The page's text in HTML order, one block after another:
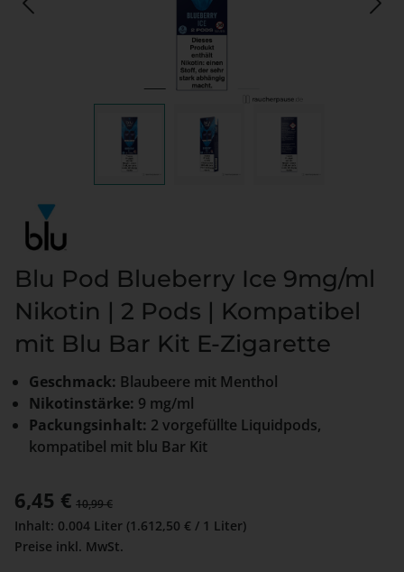
Blu Pod Blueberry Ice 9mg/ml
Nikotin | 2 Pods | Kompatibel
mit Blu Bar Kit E-Zigarette
Geschmack: Blaubeere mit Menthol
Nikotinstärke: 9 mg/ml
Packungsinhalt: 2 vorgefüllte Liquidpods,
kompatibel mit blu Bar Kit
Verkaufspreis:
6,45 € Regulärer Preis:
10,99 €
Inhalt: 0.004 Liter (1.612,50 € / 1 Liter)
Preise inkl. MwSt.